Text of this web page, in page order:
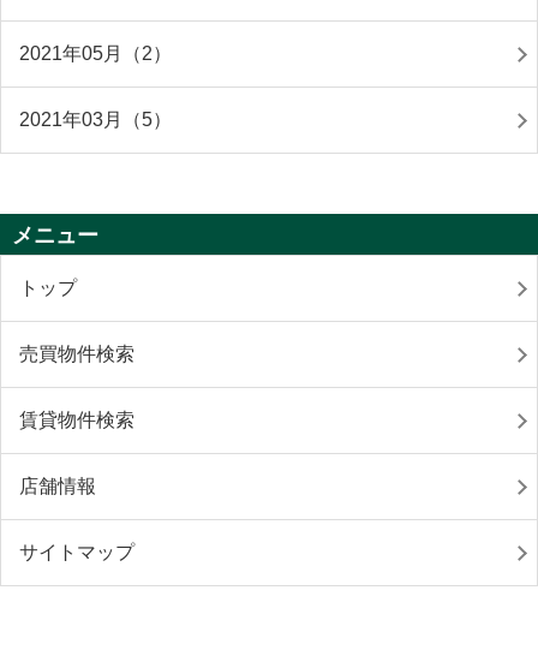
2021年05月（2）
2021年03月（5）
メニュー
トップ
売買物件検索
賃貸物件検索
店舗情報
サイトマップ